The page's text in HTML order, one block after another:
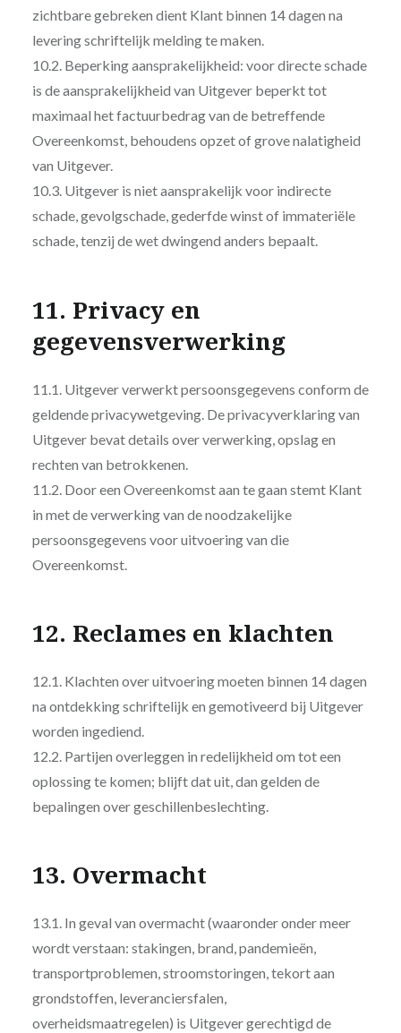
zichtbare gebreken dient Klant binnen 14 dagen na
levering schriftelijk melding te maken.
10.2. Beperking aansprakelijkheid: voor directe schade
is de aansprakelijkheid van Uitgever beperkt tot
maximaal het factuurbedrag van de betreffende
Overeenkomst, behoudens opzet of grove nalatigheid
van Uitgever.
10.3. Uitgever is niet aansprakelijk voor indirecte
schade, gevolgschade, gederfde winst of immateriële
schade, tenzij de wet dwingend anders bepaalt.
11. Privacy en
gegevensverwerking
11.1. Uitgever verwerkt persoonsgegevens conform de
geldende privacywetgeving. De privacyverklaring van
Uitgever bevat details over verwerking, opslag en
rechten van betrokkenen.
11.2. Door een Overeenkomst aan te gaan stemt Klant
in met de verwerking van de noodzakelijke
persoonsgegevens voor uitvoering van die
Overeenkomst.
12. Reclames en klachten
12.1. Klachten over uitvoering moeten binnen 14 dagen
na ontdekking schriftelijk en gemotiveerd bij Uitgever
worden ingediend.
12.2. Partijen overleggen in redelijkheid om tot een
oplossing te komen; blijft dat uit, dan gelden de
bepalingen over geschillenbeslechting.
13. Overmacht
13.1. In geval van overmacht (waaronder onder meer
wordt verstaan: stakingen, brand, pandemieën,
transportproblemen, stroomstoringen, tekort aan
grondstoffen, leveranciersfalen,
overheidsmaatregelen) is Uitgever gerechtigd de